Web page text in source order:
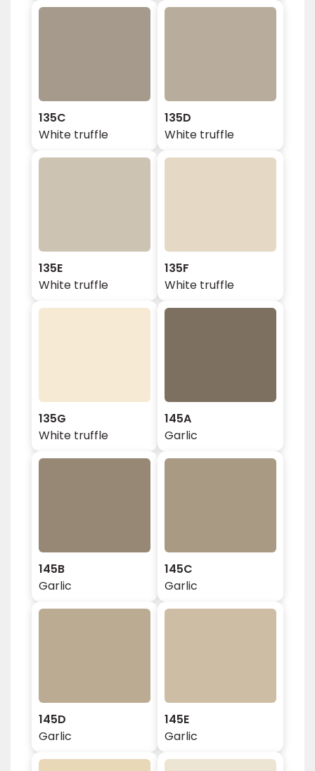
135C
White truffle
135D
White truffle
135E
White truffle
135F
White truffle
135G
White truffle
145A
Garlic
145B
Garlic
145C
Garlic
145D
Garlic
145E
Garlic